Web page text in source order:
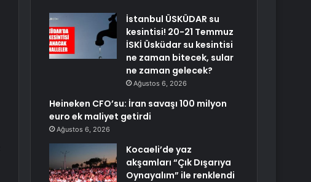
İstanbul ÜSKÜDAR su
kesintisi! 20-21 Temmuz
İSKİ Üsküdar su kesintisi
ne zaman bitecek, sular
ne zaman gelecek?
Ağustos 6, 2026
Heineken CFO’su: İran savaşı 100 milyon
euro ek maliyet getirdi
Ağustos 6, 2026
Kocaeli’de yaz
akşamları “Çık Dışarıya
Oynayalım” ile renklendi